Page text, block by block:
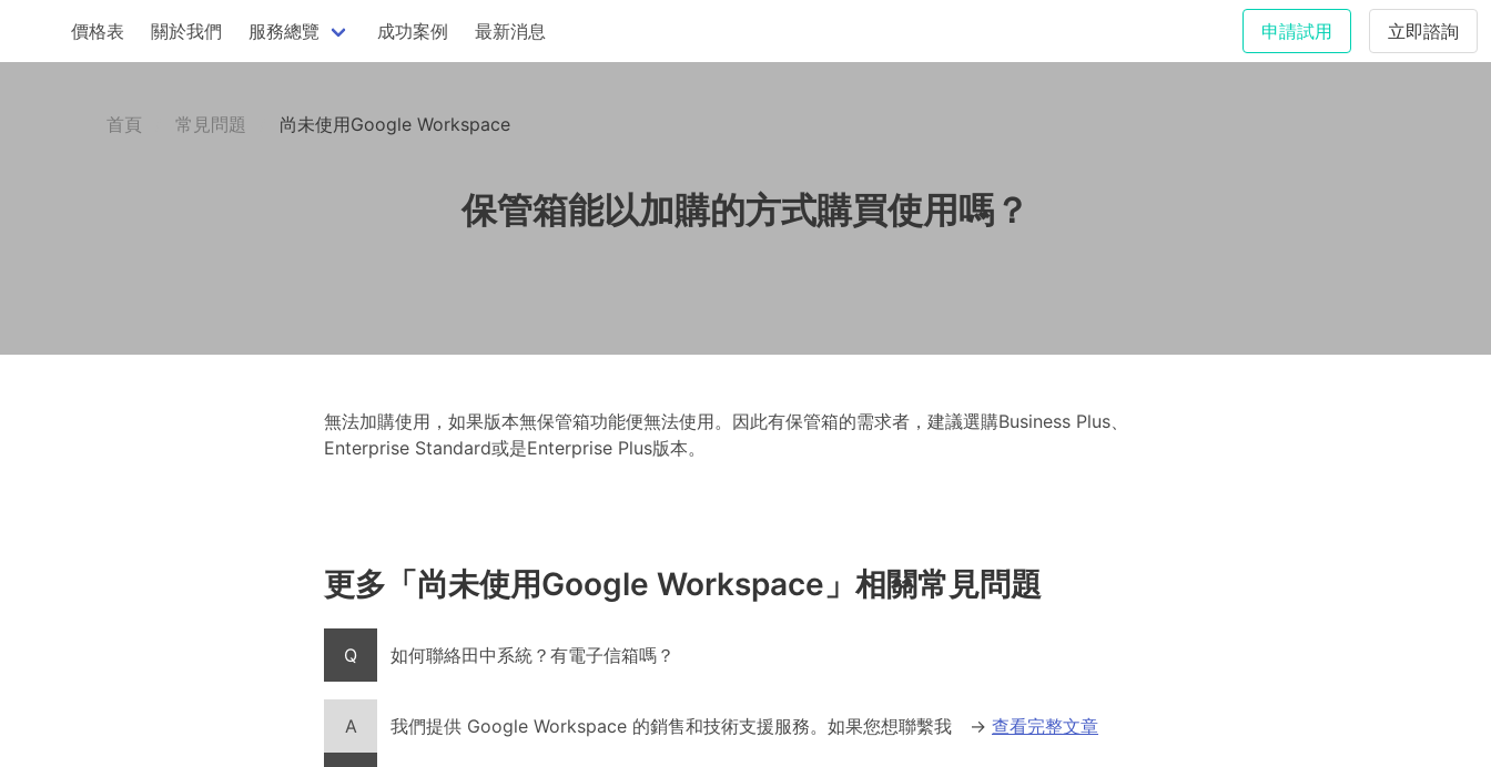
價格表 關於我們 服務總覽 成功案例 最新消息 申請試用 立即諮詢
首頁 常見問題 尚未使用Google Workspace
保管箱能以加購的方式購買使用嗎？
無法加購使用，如果版本無保管箱功能便無法使用。因此有保管箱的需求者，建議選購Business Plus、
Enterprise Standard或是Enterprise Plus版本。
更多「尚未使用Google Workspace」相關常見問題
Q 如何聯絡田中系統？有電子信箱嗎？
A 我們提供 Google Workspace 的銷售和技術支援服務。如果您想聯繫我 → 查看完整文章